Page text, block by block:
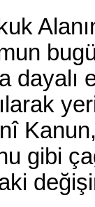
dayalı
gibi